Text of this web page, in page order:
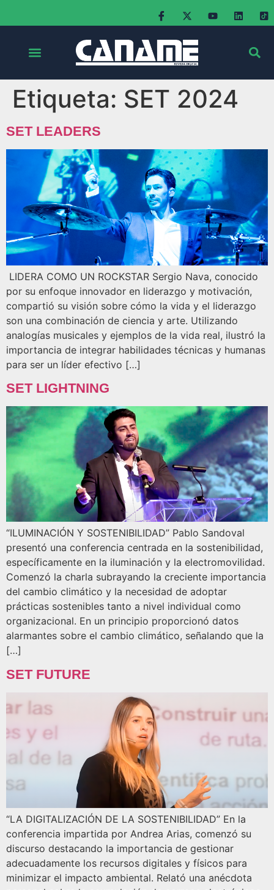
Etiqueta: SET 2024
SET LEADERS
LIDERA COMO UN ROCKSTAR Sergio Nava, conocido
por su enfoque innovador en liderazgo y motivación,
compartió su visión sobre cómo la vida y el liderazgo
son una combinación de ciencia y arte. Utilizando
analogías musicales y ejemplos de la vida real, ilustró la
importancia de integrar habilidades técnicas y humanas
para ser un líder efectivo […]
SET LIGHTNING
“ILUMINACIÓN Y SOSTENIBILIDAD” Pablo Sandoval
presentó una conferencia centrada en la sostenibilidad,
específicamente en la iluminación y la electromovilidad.
Comenzó la charla subrayando la creciente importancia
del cambio climático y la necesidad de adoptar
prácticas sostenibles tanto a nivel individual como
organizacional. En un principio proporcionó datos
alarmantes sobre el cambio climático, señalando que la
[…]
SET FUTURE
“LA DIGITALIZACIÓN DE LA SOSTENIBILIDAD” En la
conferencia impartida por Andrea Arias, comenzó su
discurso destacando la importancia de gestionar
adecuadamente los recursos digitales y físicos para
minimizar el impacto ambiental. Relató una anécdota